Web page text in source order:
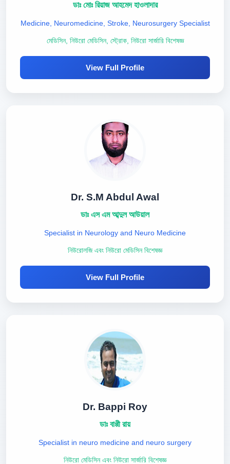
ডাঃ মোঃ রিয়াজ আহমেদ হাওলাদার
Medicine, Neuromedicine, Stroke, Neurosurgery Specialist
মেডিসিন, নিউরো মেডিসিন, স্ট্রোক, নিউরো সার্জারি বিশেষজ্ঞ
View Full Profile
Dr. S.M Abdul Awal
ডাঃ এস এম আব্দুল আউয়াল
Specialist in Neurology and Neuro Medicine
নিউরোলজি এবং নিউরো মেডিসিন বিশেষজ্ঞ
View Full Profile
Dr. Bappi Roy
ডাঃ বাপ্পী রায়
Specialist in neuro medicine and neuro surgery
নিউরো মেডিসিন এবং নিউরো সার্জারি বিশেষজ্ঞ